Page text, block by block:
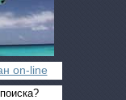
on-line